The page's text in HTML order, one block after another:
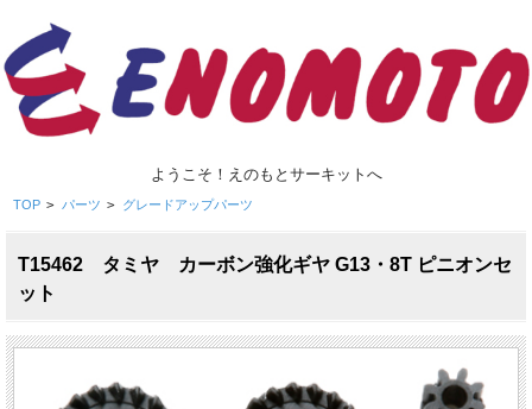
ようこそ！えのもとサーキットへ
TOP > パーツ > グレードアップパーツ
T15462 タミヤ カーボン強化ギヤ G13・8T ピニオンセ
ット